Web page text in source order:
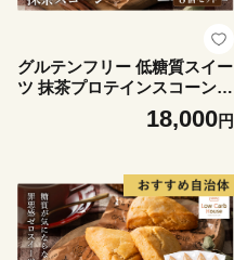
グルテンフリー 低糖質スイー
ツ 抹茶プロテインスコーン 8
個 / スイーツ マフィン 低糖
質 ダイエット 朝食 お菓子 焼
肪酸・人工甘味料・不使用）
【LowCarbHouse 】
18,000円